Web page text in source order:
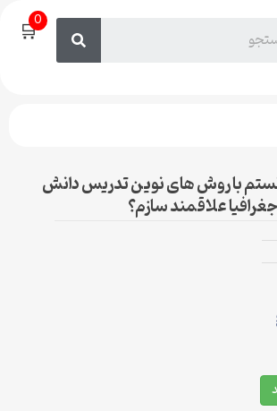
🛒0
با روش های نوین تدریس دانش
علاقمند سازم؟